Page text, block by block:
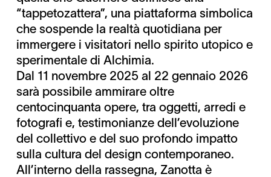
“tappetozattera”, una piattaforma simbolica
che sospende la realtà quotidiana per
immergere i visitatori nello spirito utopico e
sperimentale di Alchimia.
Dal 11 novembre 2025 al 22 gennaio 2026
sarà possibile ammirare oltre
centocinquanta opere, tra oggetti, arredi e
fotografi e, testimonianze dell’evoluzione
del collettivo e del suo profondo impatto
sulla cultura del design contemporaneo.
All’interno della rassegna, Zanotta è